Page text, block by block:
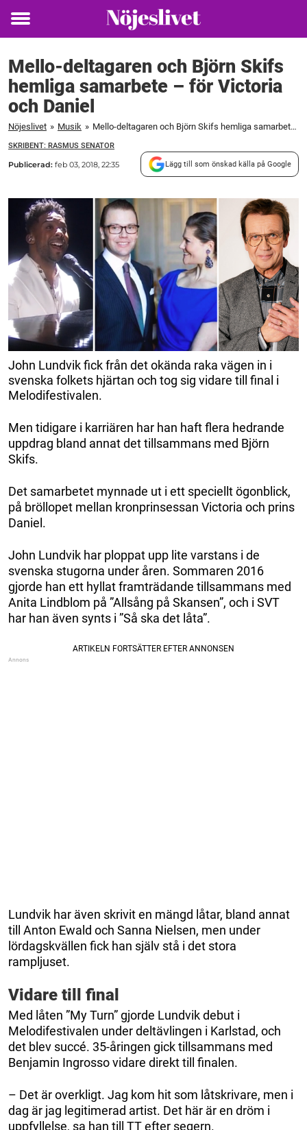
Toggle
Mello-deltagaren och Björn Skifs
hemliga samarbete – för Victoria
och Daniel
Nöjeslivet » Musik » Mello-deltagaren och Björn Skifs hemliga samarbete – för Victoria och Daniel
SKRIBENT: RASMUS SENATOR
Publicerad: feb 03, 2018, 22:35 Lägg till som önskad källa på Google
John Lundvik fick från det okända raka vägen in i
svenska folkets hjärtan och tog sig vidare till final i
Melodifestivalen.
Men tidigare i karriären har han haft flera hedrande
uppdrag bland annat det tillsammans med Björn
Skifs.
Det samarbetet mynnade ut i ett speciellt ögonblick,
på bröllopet mellan kronprinsessan Victoria och prins
Daniel.
John Lundvik har ploppat upp lite varstans i de
svenska stugorna under åren. Sommaren 2016
gjorde han ett hyllat framträdande tillsammans med
Anita Lindblom på ”Allsång på Skansen”, och i SVT
har han även synts i ”Så ska det låta”.
Lundvik har även skrivit en mängd låtar, bland annat
till Anton Ewald och Sanna Nielsen, men under
lördagskvällen fick han själv stå i det stora
rampljuset.
Vidare till final
Med låten ”My Turn” gjorde Lundvik debut i
Melodifestivalen under deltävlingen i Karlstad, och
det blev succé. 35-åringen gick tillsammans med
Benjamin Ingrosso vidare direkt till finalen.
– Det är overkligt. Jag kom hit som låtskrivare, men i
dag är jag legitimerad artist. Det här är en dröm i
uppfyllelse, sa han till TT efter segern.